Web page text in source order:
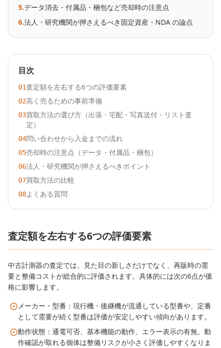
5.データ消去・付属品・梱包など売却時の注意点
6.法人・研究機関が押さえるべき固定資産・NDA の論点
目次
01査定額を左右する6つの評価要素
02高く売るための事前準備
03買取方法の選び方（出張・宅配・写真送付・リスト査
定）
04問い合わせから入金までの流れ
05売却時の注意点（データ・付属品・梱包）
06法人・研究機関が押さえるべきポイント
07買取方法の比較
08よくある質問
査定額を左右する6つの評価要素
中古計測器の査定では、見た目の新しさだけでなく、再販時の需
要と整備コストが総合的に評価されます。具体的には次の6点が価
格に影響します。
メーカー・型番：現行機・後継機が流通している型番や、定番
として需要が続く型番は評価が安定しやすい傾向があります。
動作状態：通電可否、基本機能の動作、エラー表示の有無。動
作確認が取れる個体は整備リスクが小さく評価しやすくなりま